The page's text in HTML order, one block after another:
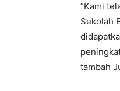
“Kami
Sekolah
tambah